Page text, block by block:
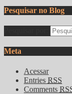
Pesquisar no Blog
Meta
Acessar
Entries RSS
Comments